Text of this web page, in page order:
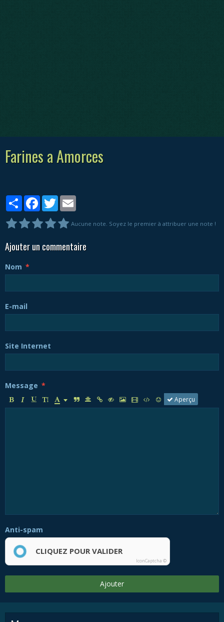
Farines a Amorces
PartagerFacebook
Twitter
Aucune note. Soyez le premier à attribuer une note !
Ajouter un commentaire
Nom
E-mail
Site Internet
Message
Aperçu
Anti-spam
CLIQUEZ POUR VALIDER
IconCaptcha ©
Ajouter